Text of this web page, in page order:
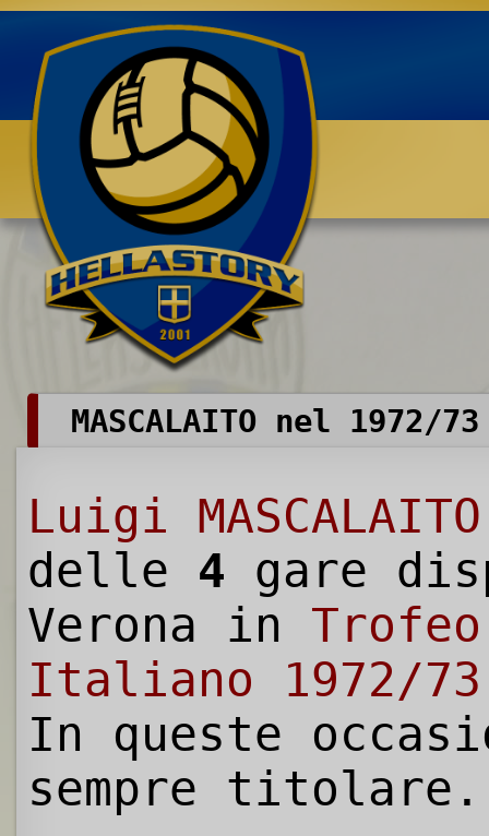
Benvenuti su HELLASTORY.net
MASCALAITO nel 1972/73
Luigi MASCALAITO
delle 4 gare
Verona in
Italiano 1972/73
In queste
sempre titolare.